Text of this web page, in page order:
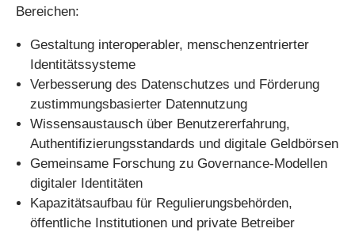
Bereichen:
Gestaltung interoperabler, menschenzentrierter
Identitätssysteme
Verbesserung des Datenschutzes und Förderung
zustimmungsbasierter Datennutzung
Wissensaustausch über Benutzererfahrung,
Authentifizierungsstandards und digitale Geldbörsen
Gemeinsame Forschung zu Governance-Modellen
digitaler Identitäten
Kapazitätsaufbau für Regulierungsbehörden,
öffentliche Institutionen und private Betreiber